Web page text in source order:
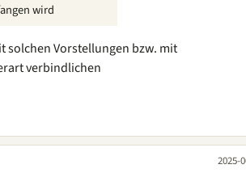
wird
solchen Vorstellungen bzw. mit
verbindlichen
2025-